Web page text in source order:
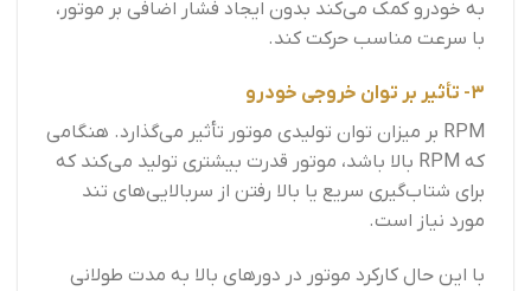
به خودرو کمک می‌کند بدون ایجاد فشار اضافی بر موتور،
با سرعت مناسب حرکت کند.
3- تأثیر بر توان خروجی خودرو
RPM بر میزان توان تولیدی موتور تأثیر می‌گذارد. هنگامی
که RPM بالا باشد، موتور قدرت بیشتری تولید می‌کند که
برای شتاب‌گیری سریع یا بالا رفتن از سربالایی‌های تند
مورد نیاز است.
با این حال کارکرد موتور در دورهای بالا به مدت طولانی